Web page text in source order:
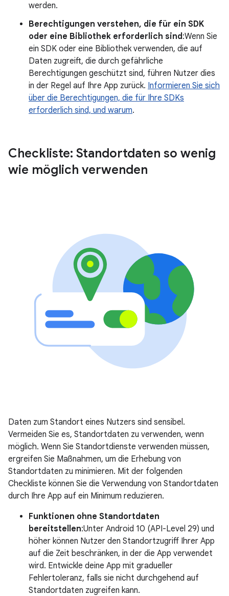
werden.
Berechtigungen verstehen, die für ein SDK
oder eine Bibliothek erforderlich sind:Wenn Sie
ein SDK oder eine Bibliothek verwenden, die auf
Daten zugreift, die durch gefährliche
Berechtigungen geschützt sind, führen Nutzer dies
in der Regel auf Ihre App zurück. Informieren Sie sich
über die Berechtigungen, die für Ihre SDKs
erforderlich sind, und warum.
Checkliste: Standortdaten so wenig
wie möglich verwenden
Daten zum Standort eines Nutzers sind sensibel.
Vermeiden Sie es, Standortdaten zu verwenden, wenn
möglich. Wenn Sie Standortdienste verwenden müssen,
ergreifen Sie Maßnahmen, um die Erhebung von
Standortdaten zu minimieren. Mit der folgenden
Checkliste können Sie die Verwendung von Standortdaten
durch Ihre App auf ein Minimum reduzieren.
Funktionen ohne Standortdaten
bereitstellen:Unter Android 10 (API-Level 29) und
höher können Nutzer den Standortzugriff Ihrer App
auf die Zeit beschränken, in der die App verwendet
wird. Entwickle deine App mit gradueller
Fehlertoleranz, falls sie nicht durchgehend auf
Standortdaten zugreifen kann.